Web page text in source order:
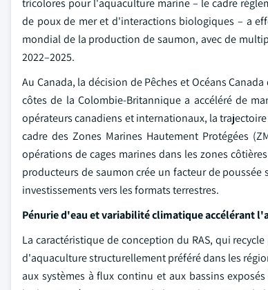
tricolores pour l'aquaculture marine – le cadre
de poux de mer et d'interactions biologiques – a
mondial de la production de saumon, avec de
2022–2025.
Au Canada, la décision de Pêches et Océans
côtes de la Colombie-Britannique a accéléré de
opérateurs canadiens et internationaux, la
cadre des Zones Marines Hautement Protégées
opérations de cages marines dans les zones
producteurs de saumon crée un facteur de
investissements vers les formats terrestres.
Pénurie d'eau et variabilité climatique accélérant
La caractéristique de conception du RAS, qui
d'aquaculture structurellement préféré dans les
aux systèmes à flux continu et aux bassins